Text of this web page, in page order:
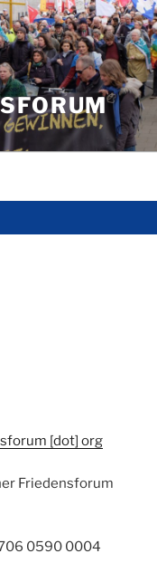
[dot] org
Friedensforum
0590 0004